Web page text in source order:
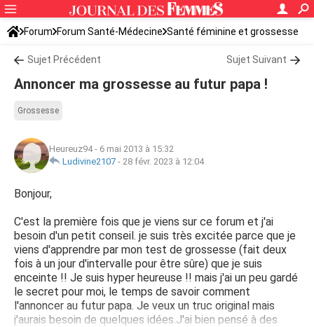
Forum Forum Santé-Médecine Santé féminine et grossesse
Sujet Précédent Sujet Suivant
Annoncer ma grossesse au futur papa !
Grossesse
Heureuz94- 6 mai 2013 à 15:32
Ludivine2107 - 28 févr. 2023 à 12:04
Bonjour,
C'est la première fois que je viens sur ce forum et j'ai
besoin d'un petit conseil. je suis très excitée parce que je
viens d'apprendre par mon test de grossesse (fait deux
fois à un jour d'intervalle pour être sûre) que je suis
enceinte !! Je suis hyper heureuse !! mais j'ai un peu gardé
le secret pour moi, le temps de savoir comment
l'annoncer au futur papa. Je veux un truc original mais
j'aurais besoin de quelques idées.J'ai bien pensé à des